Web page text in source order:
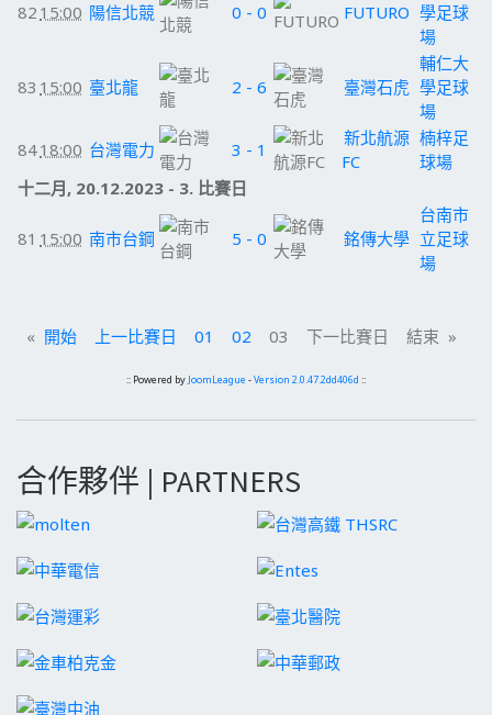
82 15:00 陽信北競 0 - 0 FUTURO 學足球
場
83 15:00 臺北龍 2 - 6 臺灣石虎
輔仁大
學足球
場
8418:00 台灣電力 3 - 1
新北航源
FC
楠梓足
球場
十二月, 20.12.2023 - 3. 比賽日
81 15:00 南市台鋼 5 - 0 銘傳大學
台南市
立足球
場
« 開始 上一比賽日 01 02 03 下一比賽日 結束 »
:: Powered by JoomLeague -Version 2.0.47.2dd406d ::
合作夥伴 | PARTNERS